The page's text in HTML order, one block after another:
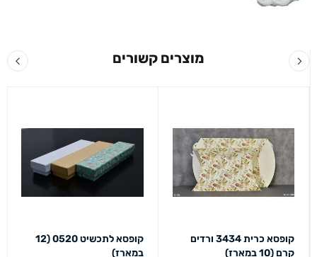
מוצרים קשורים
קופסא כרית 3434 ורדים
קרם (10 במארז)
קופסא לתכשיט 0520 (12
במארז)